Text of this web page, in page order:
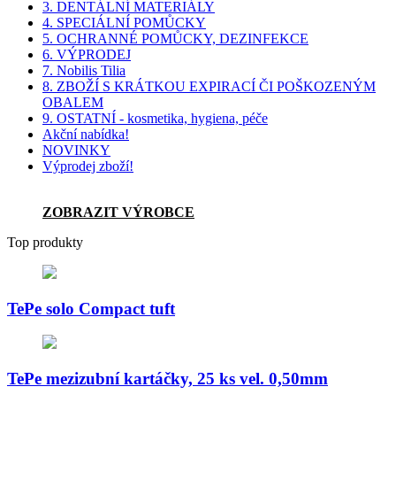
3. DENTÁLNÍ MATERIÁLY
4. SPECIÁLNÍ POMŮCKY
5. OCHRANNÉ POMŮCKY, DEZINFEKCE
6. VÝPRODEJ
7. Nobilis Tilia
8. ZBOŽÍ S KRÁTKOU EXPIRACÍ ČI POŠKOZENÝM
OBALEM
9. OSTATNÍ - kosmetika, hygiena, péče
Akční nabídka!
NOVINKY
Výprodej zboží!
ZOBRAZIT VÝROBCE
Top produkty
TePe solo Compact tuft
TePe mezizubní kartáčky, 25 ks vel. 0,50mm